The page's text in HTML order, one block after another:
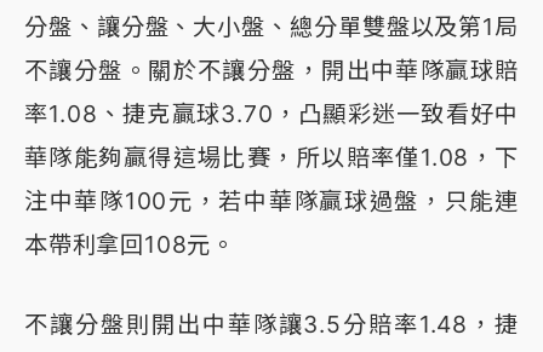
分盤、讓分盤、大小盤、總分單雙盤以及第1局
不讓分盤。關於不讓分盤，開出中華隊贏球賠
率1.08、捷克贏球3.70，凸顯彩迷一致看好中
華隊能夠贏得這場比賽，所以賠率僅1.08，下
注中華隊100元，若中華隊贏球過盤，只能連
本帶利拿回108元。
不讓分盤則開出中華隊讓3.5分賠率1.48，捷